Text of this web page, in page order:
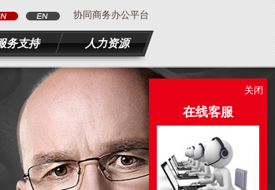
协同商务办公平台
务支持 人力资源
关闭
在线客服